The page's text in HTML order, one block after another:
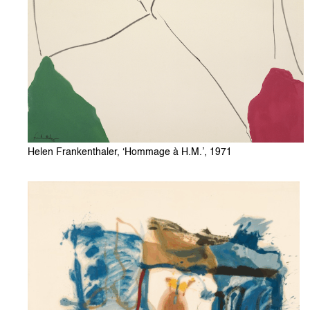
Helen Frankenthaler, ‘Hommage à H.M.’, 1971